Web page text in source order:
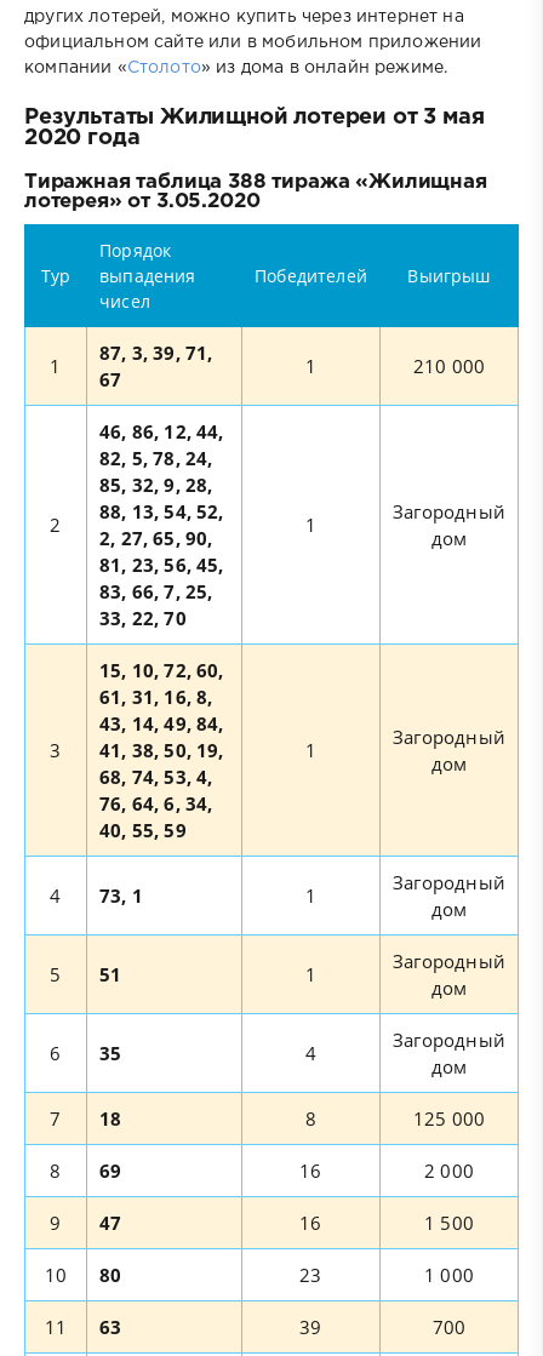
других лотерей, можно купить через интернет на
официальном сайте или в мобильном приложении
компании «Столото» из дома в онлайн режиме.
Результаты Жилищной лотереи от 3 мая
2020 года
Тиражная таблица 388 тиража «Жилищная
лотерея» от 3.05.2020
Тур
Порядок
выпадения
чисел
Победителей Выигрыш
1
87, 3, 39, 71,
67
1 210 000
2
46, 86, 12, 44,
82, 5, 78, 24,
85, 32, 9, 28,
88, 13, 54, 52,
2, 27, 65, 90,
81, 23, 56, 45,
83, 66, 7, 25,
33, 22, 70
1
Загородный
дом
3
15, 10, 72, 60,
61, 31, 16, 8,
43, 14, 49, 84,
41, 38, 50, 19,
68, 74, 53, 4,
76, 64, 6, 34,
40, 55, 59
1
Загородный
дом
4 73, 1 1
Загородный
дом
5 51 1
Загородный
дом
6 35 4
Загородный
дом
7 18 8 125 000
8 69 16 2 000
9 47 16 1 500
10 80 23 1 000
11 63 39 700